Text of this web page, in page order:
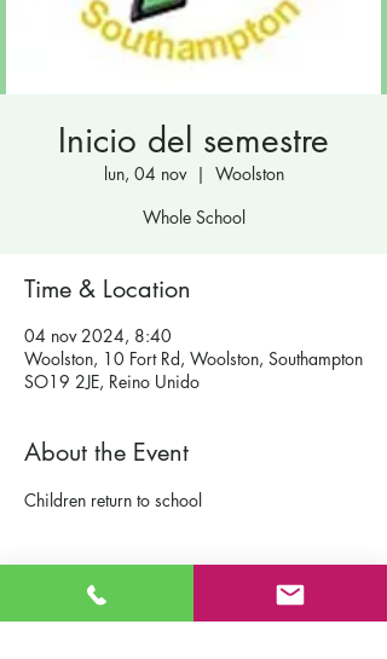
Inicio del semestre
lun, 04 nov
  |
Woolston
Whole School
Time & Location
04 nov 2024, 8:40
Woolston, 10 Fort Rd, Woolston, Southampton
SO19 2JE, Reino Unido
About the Event
Children return to school